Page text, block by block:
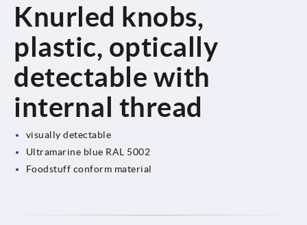
Knurled knobs,
plastic, optically
detectable with
internal thread
visually detectable
Ultramarine blue RAL 5002
Foodstuff conform material